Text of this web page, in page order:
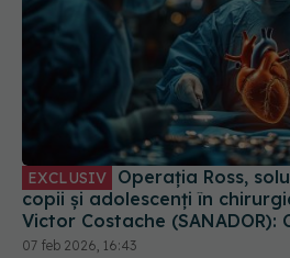
EXCLUSIV
copii și adolescenți în
Victor Costache (SANADOR):
ei
07 feb 2026, 16:43